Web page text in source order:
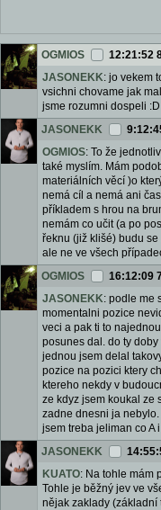
OGMIOS 12:21:52
JASONEKK: jo vekem
vsichni chovame jak
jsme rozumni dospeli :D
JASONEKK
OGMIOS: To že
také myslím. Mám
materiálních věcí )o
nemá cíl a nemá ani
příkladem s hrou na
nemám co učit (a po
řeknu (již klišé) budu se
ale ne ve všech
OGMIOS
16:12:09
JASONEKK: podle me
momentalni pozice
veci a pak ti to
posunes dal. do ty
jednou jsem delal
pozice na pozici ktery
ktereho nekdy v
ze kdyz jsem koukal ze
zadne dnesni ja
jsem treba jeliman co A
JASONEKK
KUATO: Na tohle mám
Tohle je běžný jev ve
nějak zaklady (základní